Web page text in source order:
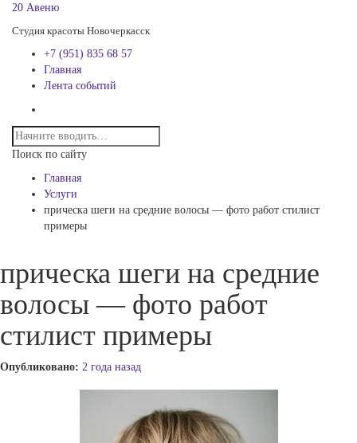
20 Авеню
Студия красоты Новочеркасск
+7 (951) 835 68 57
Главная
Лента событий
Поиск по сайту
Главная
Услуги
прическа шеги на средние волосы — фото работ стилист
примеры
прическа шеги на средние
волосы — фото работ
стилист примеры
Опубликовано: 2 года назад